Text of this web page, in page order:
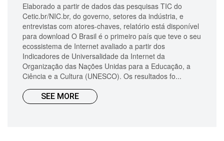
Elaborado a partir de dados das pesquisas TIC do
Cetic.br/NIC.br, do governo, setores da indústria, e
entrevistas com atores-chaves, relatório está disponível
para download O Brasil é o primeiro país que teve o seu
ecossistema de Internet avaliado a partir dos
Indicadores de Universalidade da Internet da
Organização das Nações Unidas para a Educação, a
Ciência e a Cultura (UNESCO). Os resultados fo...
SEE MORE